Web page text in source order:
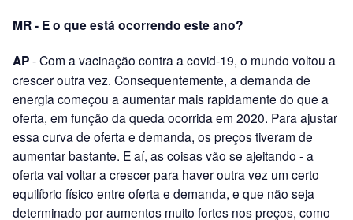
MR - E o que está ocorrendo este ano?
AP- Com a vacinação contra a covid-19, o mundo voltou a
crescer outra vez. Consequentemente, a demanda de
energia começou a aumentar mais rapidamente do que a
oferta, em função da queda ocorrida em 2020. Para ajustar
essa curva de oferta e demanda, os preços tiveram de
aumentar bastante. E aí, as coisas vão se ajeitando - a
oferta vai voltar a crescer para haver outra vez um certo
equilíbrio físico entre oferta e demanda, e que não seja
determinado por aumentos muito fortes nos preços, como